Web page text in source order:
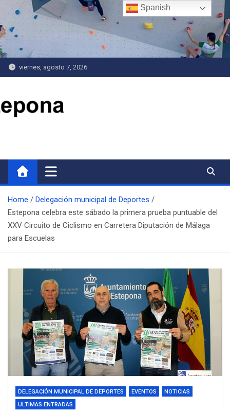
Saltar
al
contenido
viernes, agosto 7, 2026
Home
Delegación municipal de Deportes
Estepona celebra este sábado la primera prueba puntuable del
XXV Circuito de Ciclismo en Carretera Diputación de Málaga
para Escuelas
DELEGACIÓN MUNICIPAL DE DEPORTES EVENTOS
NOTICIAS
ULTIMAS ENTRADAS
Spanish